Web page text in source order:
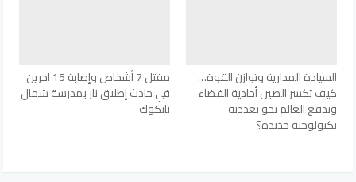
السيادة المدارية وتوازن القوة…
كيف تكسر الصين أحادية الفضاء
وتدفع العالم نحو تعددية
تكنولوجية جديدة؟
مقتل 7 أشخاص وإصابة 15 آخرين
في حادث إطلاق نار بمدرسة شمال
بانكوك